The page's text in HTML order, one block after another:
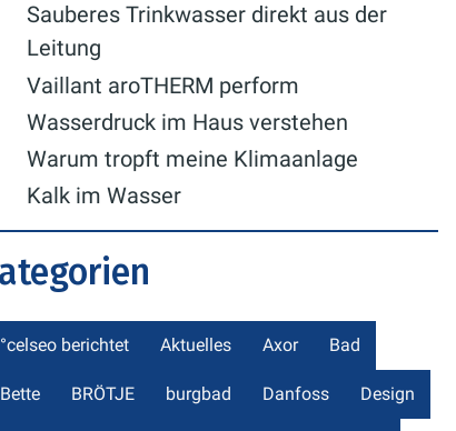
Sauberes Trinkwasser direkt aus der
Leitung
Vaillant aroTHERM perform
Wasserdruck im Haus verstehen
Warum tropft meine Klimaanlage
Kalk im Wasser
°celseo berichtet Aktuelles Axor Bad
Bette BRÖTJE burgbad Danfoss Design